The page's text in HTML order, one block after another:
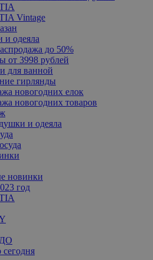
Vintage
одеяла
до 50%
от 3998 рублей
для ванной
гирлянды
новогодних елок
новогодних товаров
и одеяла
новинки
год